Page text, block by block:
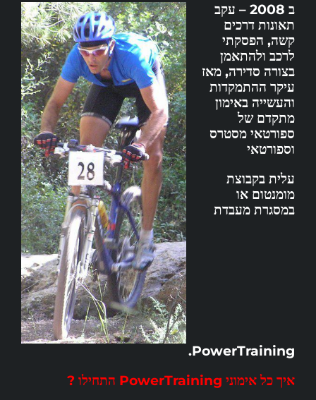
ב 2008 – עקב
תאונות דרכים
קשה, הפסקתי
לרכב ולהתאמן
בצורה סדירה, מאז
עיקר ההתמקדות
והעשייה באימון
מתקדם של
ספורטאי מסטרס
וספורטאי
עלית בקבוצת
מומנטום או
במסגרת מעבדת
PowerTraining.
איך כל אימוני PowerTraining התחילו ?